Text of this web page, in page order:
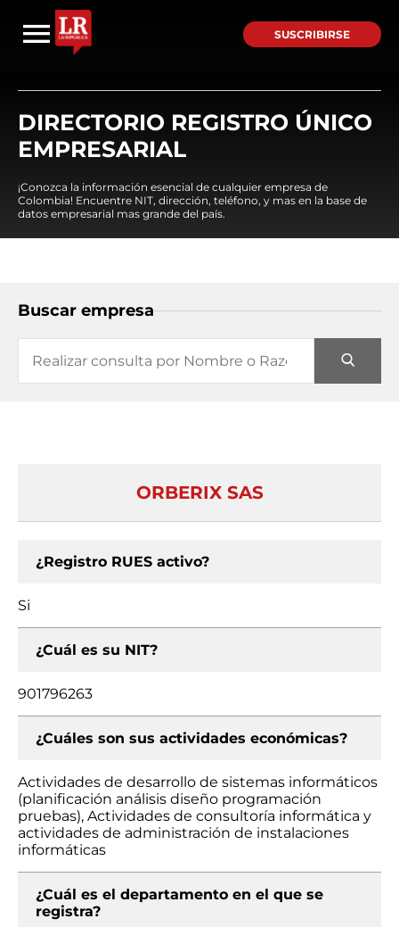
SUSCRIBIRSE
DIRECTORIO REGISTRO ÚNICO
EMPRESARIAL
¡Conozca la información esencial de cualquier empresa de
Colombia! Encuentre NIT, dirección, teléfono, y mas en la base de
datos empresarial mas grande del país.
Buscar empresa
ORBERIX SAS
¿Registro RUES activo?
Si
¿Cuál es su NIT?
901796263
¿Cuáles son sus actividades económicas?
Actividades de desarrollo de sistemas informáticos
(planificación análisis diseño programación
pruebas), Actividades de consultoría informática y
actividades de administración de instalaciones
informáticas
¿Cuál es el departamento en el que se
registra?